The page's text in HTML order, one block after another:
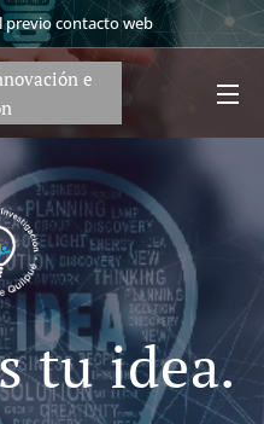
previo contacto web
e
tu idea.